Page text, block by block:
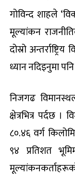
गोविन्द शाहले
मूल्यांकन
दोस्रो
ध्यान नदिइनुमा
निजगढ
क्षेत्रभित्र पर्दछ ।
८०.४६ वर्ग
९४ प्रतिशत